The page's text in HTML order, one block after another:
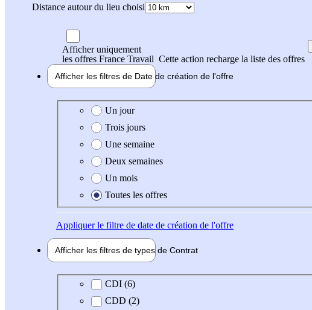
Distance autour du lieu choisi
Afficher uniquement
les offres France Travail Cette action recharge la liste des offres
Afficher les filtres de Date de création de l'offre
Date de création de l'offre
Un jour
Trois jours
Une semaine
Deux semaines
Un mois
Toutes les offres
Appliquerle filtre de date de création de l'offre
Afficher les filtres de types de Contrat
Type de contrat
CDI (6)
CDD (2)